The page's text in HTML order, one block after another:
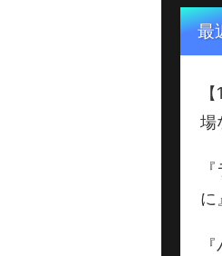
最
場
に